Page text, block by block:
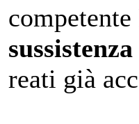
reati già